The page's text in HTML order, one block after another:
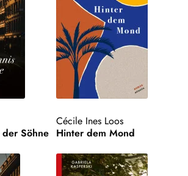
der Söhne
Cécile Ines Loos
Hinter dem Mond